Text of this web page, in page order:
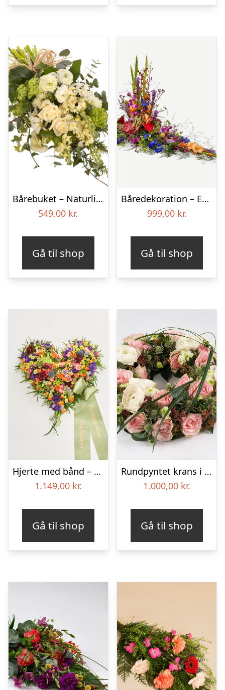
Bårebuket – Naturlig hvid
549,00 kr.
Gå til shop
Båredekoration – Et farverigt farvel
999,00 kr.
Gå til shop
Hjerte med bånd – Floristens kreative valg
1.149,00 kr.
Gå til shop
Rundpyntet krans i lyse farver – Blomster til begravelse
1.000,00 kr.
Gå til shop